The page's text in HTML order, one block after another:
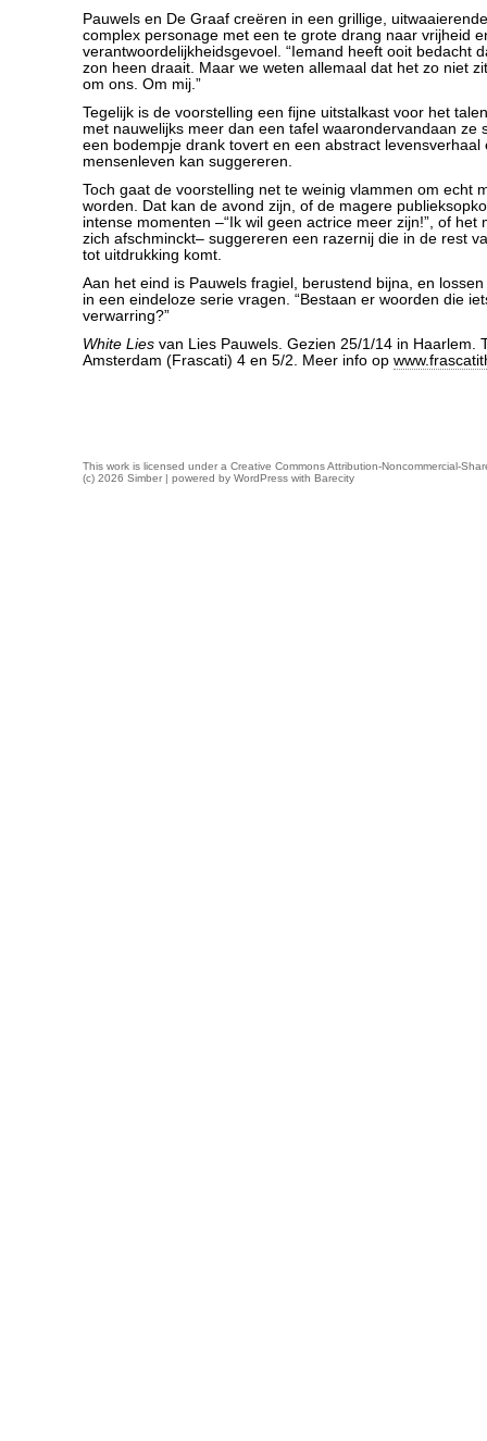
Pauwels en De Graaf creëren in een grillige,
complex personage met een te grote drang naar vrijheid
verantwoordelijkheidsgevoel. “Iemand heeft ooit bedacht
zon heen draait. Maar we weten allemaal dat het zo niet
om ons. Om mij.”
Tegelijk is de voorstelling een fijne uitstalkast voor het
met nauwelijks meer dan een tafel waarondervandaan ze
een bodempje drank tovert en een abstract levensverhaal
mensenleven kan suggereren.
Toch gaat de voorstelling net te weinig vlammen om echt
worden. Dat kan de avond zijn, of de magere
intense momenten –“Ik wil geen actrice meer zijn!”, of het
zich afschminckt– suggereren een razernij die in de rest
tot uitdrukking komt.
Aan het eind is Pauwels fragiel, berustend bijna, en
in een eindeloze serie vragen. “Bestaan er woorden die
verwarring?”
White Lies van Lies Pauwels. Gezien 25/1/14 in Haarlem.
Amsterdam (Frascati) 4 en 5/2. Meer info op
This work is licensed under a Creative Commons Attribution-Noncommercial-
(c) 2026 Simber | powered by WordPress with Barecity